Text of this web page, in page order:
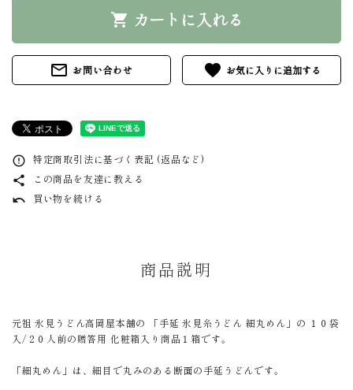
shopping_cart カートに入れる
mail_outline お問い合わせ favorite
error_outline 特定商取引法に基づく表記 (返品など)
share この商品を友達に教える
undo 買い物を続ける
商品説明
元祖 氷見うどん高岡屋本舗の 「手延 氷見糸うどん 細丸めん」の １０袋
入/２０人前の贈答用 化粧箱入り商品１箱です。
「細丸めん」は、細目で丸みのある断面の手延うどんです。